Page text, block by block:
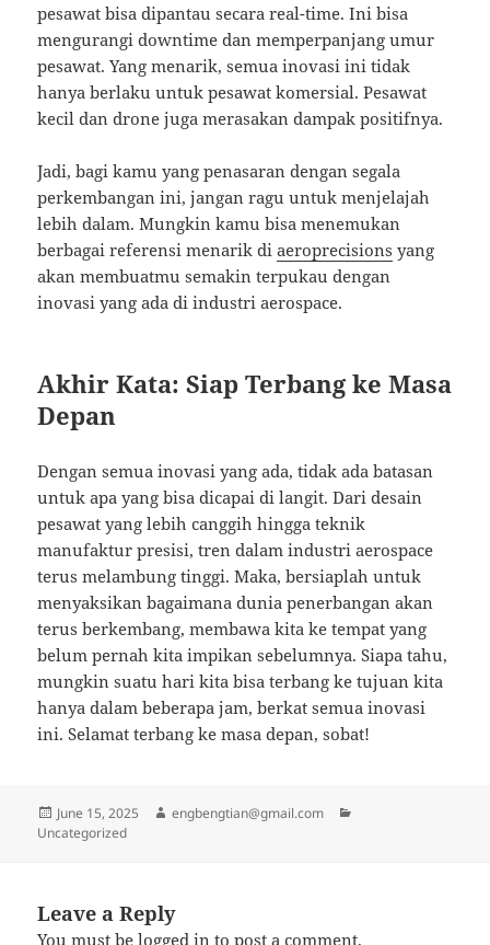
pesawat bisa dipantau secara real-time. Ini bisa
mengurangi downtime dan memperpanjang umur
pesawat. Yang menarik, semua inovasi ini tidak
hanya berlaku untuk pesawat komersial. Pesawat
kecil dan drone juga merasakan dampak positifnya.
Jadi, bagi kamu yang penasaran dengan segala
perkembangan ini, jangan ragu untuk menjelajah
lebih dalam. Mungkin kamu bisa menemukan
berbagai referensi menarik diaeroprecisions yang
akan membuatmu semakin terpukau dengan
inovasi yang ada di industri aerospace.
Akhir Kata: Siap Terbang ke Masa
Depan
Dengan semua inovasi yang ada, tidak ada batasan
untuk apa yang bisa dicapai di langit. Dari desain
pesawat yang lebih canggih hingga teknik
manufaktur presisi, tren dalam industri aerospace
terus melambung tinggi. Maka, bersiaplah untuk
menyaksikan bagaimana dunia penerbangan akan
terus berkembang, membawa kita ke tempat yang
belum pernah kita impikan sebelumnya. Siapa tahu,
mungkin suatu hari kita bisa terbang ke tujuan kita
hanya dalam beberapa jam, berkat semua inovasi
ini. Selamat terbang ke masa depan, sobat!
Posted
on
June 15, 2025 Author
engbengtian@gmail.com
Uncategorized
Leave a Reply
You must belogged in to post a comment.